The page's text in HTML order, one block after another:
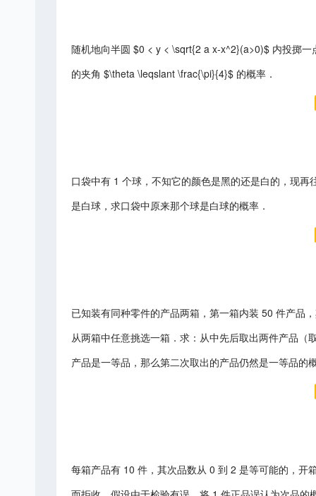
随机地向半圆 $0 < y < \sqrt{2 a x-x^2}(a>0)$ 内投掷
的夹角 $\theta \leqslant \frac{\pi}{4}$ 的概率．
口袋中有 1 个球，不知它的颜色是黑的还是白的，现
是白球，求口袋中原来那个球是白球的概率．
已知装有同种零件的产品两箱，第一箱内装 50 件产品
从两箱中任意挑选一箱．求：从中先后取出两件产品
产品是一等品，那么第二次取出的产品仍然是一等品的
每箱产品有 10 件，其次品数从 0 到 2 是等可能的，开